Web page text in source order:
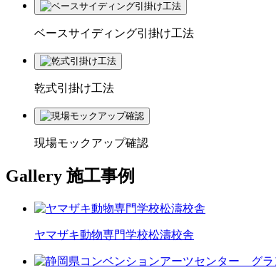
ベースサイディング引掛け工法
乾式引掛け工法
現場モックアップ確認
Gallery 施工事例
ヤマザキ動物専門学校松濤校舎